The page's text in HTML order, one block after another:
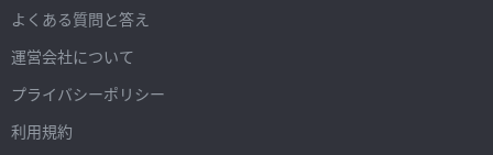
よくある質問と答え
運営会社について
プライバシーポリシー
利用規約